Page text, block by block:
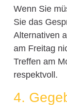
Wenn Sie
Sie das
Alternativen
am Freitag
Treffen am
respektvoll.
4.